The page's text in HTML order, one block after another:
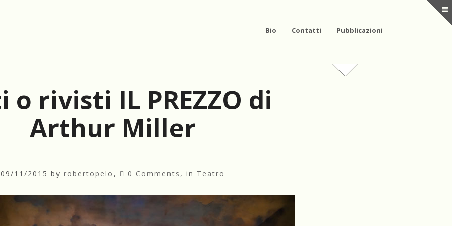
Bio Contatti Pubblicazioni
o rivisti IL PREZZO di
Arthur Miller
09/11/2015 byrobertopelo , 0 Comments , in Teatro